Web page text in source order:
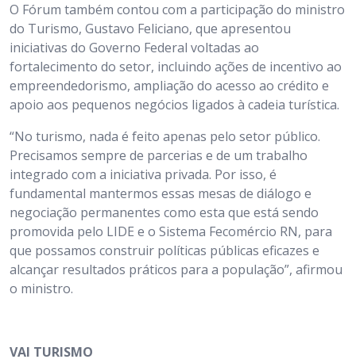
O Fórum também contou com a participação do ministro
do Turismo, Gustavo Feliciano, que apresentou
iniciativas do Governo Federal voltadas ao
fortalecimento do setor, incluindo ações de incentivo ao
empreendedorismo, ampliação do acesso ao crédito e
apoio aos pequenos negócios ligados à cadeia turística.
“No turismo, nada é feito apenas pelo setor público.
Precisamos sempre de parcerias e de um trabalho
integrado com a iniciativa privada. Por isso, é
fundamental mantermos essas mesas de diálogo e
negociação permanentes como esta que está sendo
promovida pelo LIDE e o Sistema Fecomércio RN, para
que possamos construir políticas públicas eficazes e
alcançar resultados práticos para a população”, afirmou
o ministro.
VAI TURISMO